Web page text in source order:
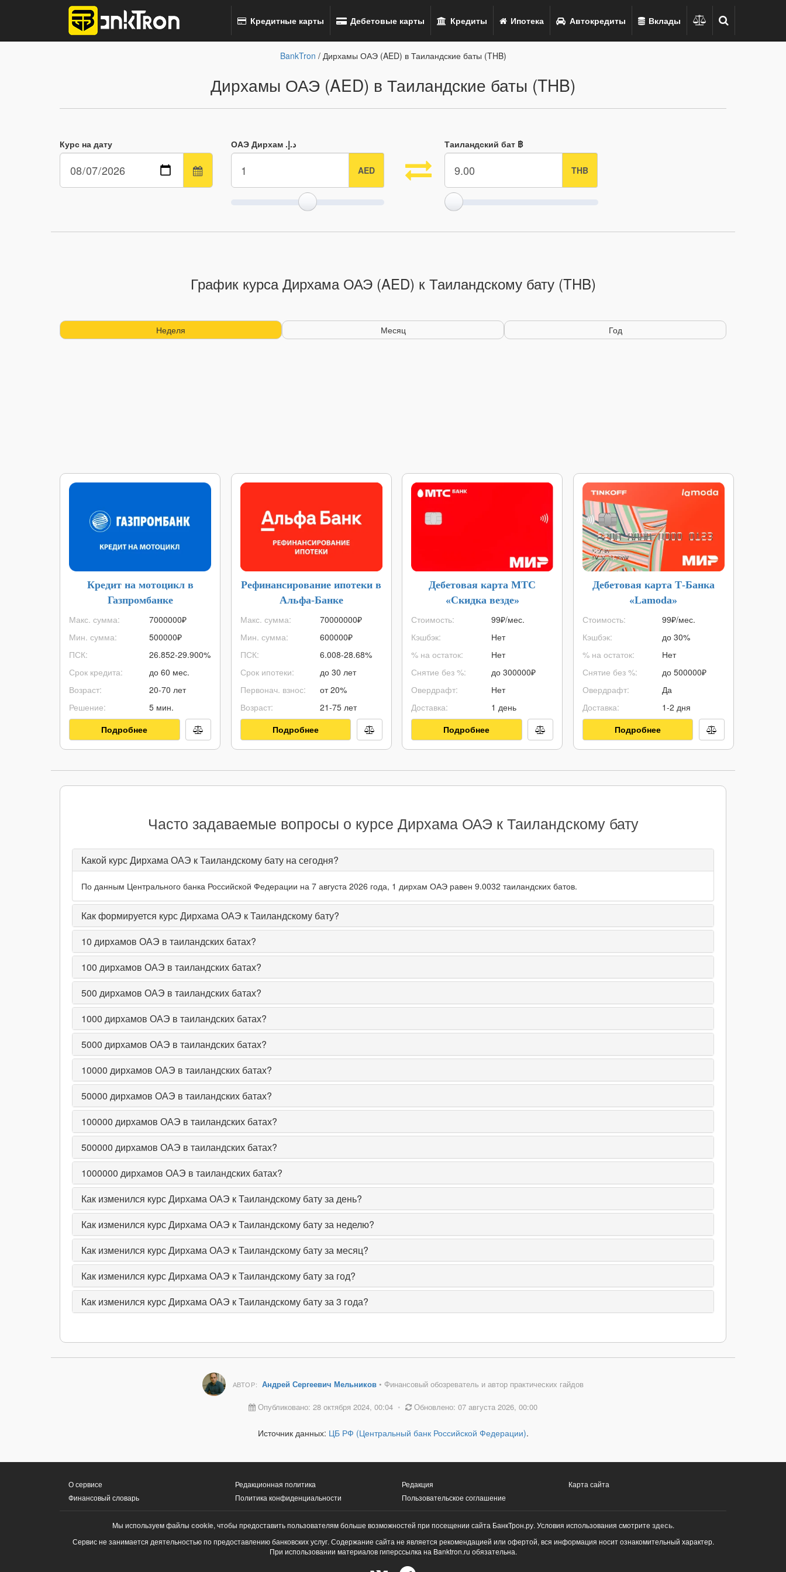
Кредитные карты Дебетовые карты Кредиты Ипотека Автокредиты Вклады
BankTron / Дирхамы ОАЭ (AED) в Таиландские баты (THB)
Дирхамы ОАЭ (AED) в Таиландские баты (THB)
Курс на дату ОАЭ Дирхам .د.إ Таиландский бат ฿
График курса Дирхама ОАЭ (AED) к Таиландскому бату (THB)
Неделя Месяц Год
Кредит на мотоцикл в
Газпромбанке
Макс. сумма:
Мин. сумма:
ПСК:
Срок кредита:
Возраст:
Решение:
7000000₽
500000₽
26.852-29.900%
до 60 мес.
20-70 лет
5 мин.
Подробнее
Рефинансирование ипотеки в
Альфа-Банке
Макс. сумма:
Мин. сумма:
ПСК:
Срок ипотеки:
Первонач. взнос:
Возраст:
70000000₽
600000₽
6.008-28.68%
до 30 лет
от 20%
21-75 лет
Подробнее
Дебетовая карта МТС
«Скидка везде»
Стоимость:
Кэшбэк:
% на остаток:
Снятие без %:
Овердрафт:
Доставка:
99₽/мес.
Нет
Нет
до 300000₽
Нет
1 день
Подробнее
Дебетовая карта Т-Банка
«Lamoda»
Стоимость:
Кэшбэк:
% на остаток:
Снятие без %:
Овердрафт:
Доставка:
99₽/мес.
до 30%
Нет
до 500000₽
Да
1-2 дня
Подробнее
Часто задаваемые вопросы о курсе Дирхама ОАЭ к Таиландскому бату
Какой курс Дирхама ОАЭ к Таиландскому бату на сегодня?
По данным Центрального банка Российской Федерации на 7 августа 2026 года, 1 дирхам ОАЭ равен 9.0032 таиландских батов.
Как формируется курс Дирхама ОАЭ к Таиландскому бату?
10 дирхамов ОАЭ в таиландских батах?
100 дирхамов ОАЭ в таиландских батах?
500 дирхамов ОАЭ в таиландских батах?
1000 дирхамов ОАЭ в таиландских батах?
5000 дирхамов ОАЭ в таиландских батах?
10000 дирхамов ОАЭ в таиландских батах?
50000 дирхамов ОАЭ в таиландских батах?
100000 дирхамов ОАЭ в таиландских батах?
500000 дирхамов ОАЭ в таиландских батах?
1000000 дирхамов ОАЭ в таиландских батах?
Как изменился курс Дирхама ОАЭ к Таиландскому бату за день?
Как изменился курс Дирхама ОАЭ к Таиландскому бату за неделю?
Как изменился курс Дирхама ОАЭ к Таиландскому бату за месяц?
Как изменился курс Дирхама ОАЭ к Таиландскому бату за год?
Как изменился курс Дирхама ОАЭ к Таиландскому бату за 3 года?
АВТОР: Андрей Сергеевич Мельников• Финансовый обозреватель и автор практических гайдов
Опубликовано: 28 октября 2024, 00:04 • Обновлено: 07 августа 2026, 00:00
Источник данных: ЦБ РФ (Центральный банк Российской Федерации).
О сервисе
Финансовый словарь
Редакционная политика
Политика конфиденциальности
Редакция
Пользовательское соглашение
Карта сайта
Мы используем файлы cookie, чтобы предоставить пользователям больше возможностей при посещении сайта БанкТрон.ру. Условия использования смотрите здесь.
Сервис не занимается деятельностью по предоставлению банковских услуг. Содержание сайта не является рекомендацией или офертой, вся информация носит ознакомительный характер.
При использовании материалов гиперссылка на Banktron.ru обязательна.